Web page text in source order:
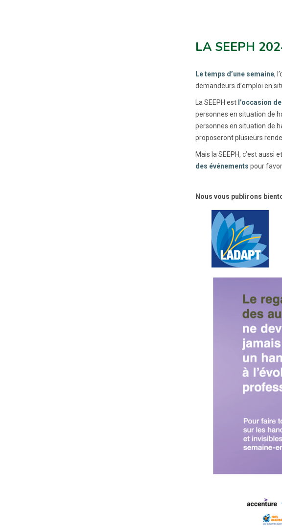
LA SEEPH
Le temps d’une semaine,
demandeurs d’emploi en
La SEEPH est l’occasion
personnes en situation de
personnes en situation de
proposeront plusieurs
Mais la SEEPH, c’est
des événements pour
Nous vous publirons